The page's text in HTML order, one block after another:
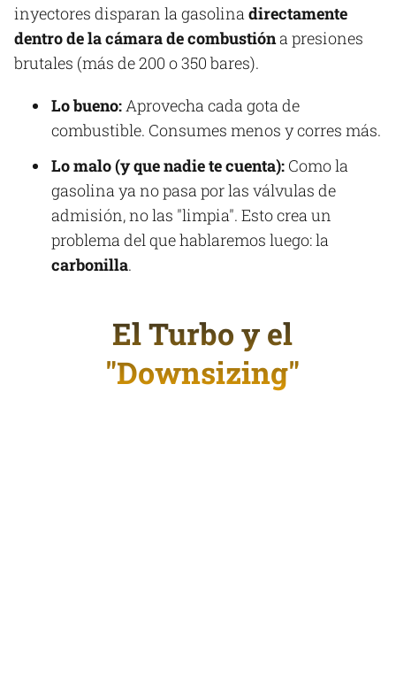
inyectores disparan la gasolina directamente
dentro de la cámara de combustióna presiones
brutales (más de 200 o 350 bares).
Lo bueno: Aprovecha cada gota de
combustible. Consumes menos y corres más.
Lo malo (y que nadie te cuenta): Como la
gasolina ya no pasa por las válvulas de
admisión, no las "limpia". Esto crea un
problema del que hablaremos luego: la
carbonilla.
El Turbo y el
"Downsizing"